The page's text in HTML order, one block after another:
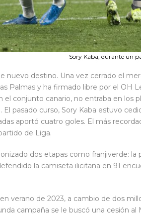
Sory Kaba, durante un
nuevo destino. Una vez cerrado el
Palmas y ha firmado libre por el OH
el conjunto canario, no entraba en los
El pasado curso, Sory Kaba estuvo
aportó cuatro goles. El más
de Liga.
dos etapas como franjiverde: la
la camiseta ilicitana en 91
verano de 2023, a cambio de dos
campaña se le buscó una cesión al